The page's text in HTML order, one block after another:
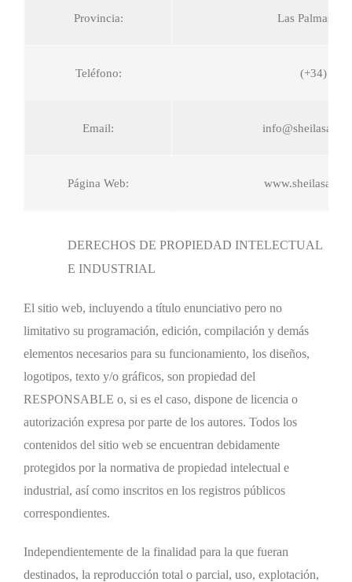
Provincia: Las Palmas de
Teléfono: (+34) 639
Email:
Página Web:
DERECHOS DE PROPIEDAD INTELECTUAL
E INDUSTRIAL
El sitio web, incluyendo a título enunciativo pero no
limitativo su programación, edición, compilación y demás
elementos necesarios para su funcionamiento, los diseños,
logotipos, texto y/o gráficos, son propiedad del
RESPONSABLE o, si es el caso, dispone de licencia o
autorización expresa por parte de los autores. Todos los
contenidos del sitio web se encuentran debidamente
protegidos por la normativa de propiedad intelectual e
industrial, así como inscritos en los registros públicos
correspondientes.
Independientemente de la finalidad para la que fueran
destinados, la reproducción total o parcial, uso, explotación,